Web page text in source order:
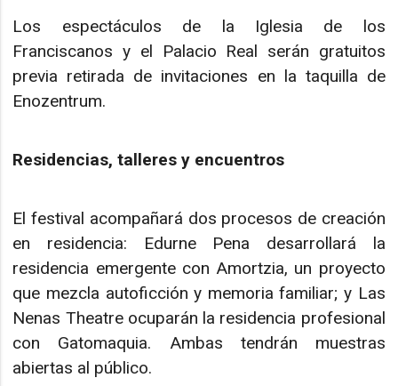
Los espectáculos de la Iglesia de los
Franciscanos y el Palacio Real serán gratuitos
previa retirada de invitaciones en la taquilla de
Enozentrum.
Residencias, talleres y encuentros
El festival acompañará dos procesos de creación
en residencia: Edurne Pena desarrollará la
residencia emergente con Amortzia, un proyecto
que mezcla autoficción y memoria familiar; y Las
Nenas Theatre ocuparán la residencia profesional
con Gatomaquia. Ambas tendrán muestras
abiertas al público.